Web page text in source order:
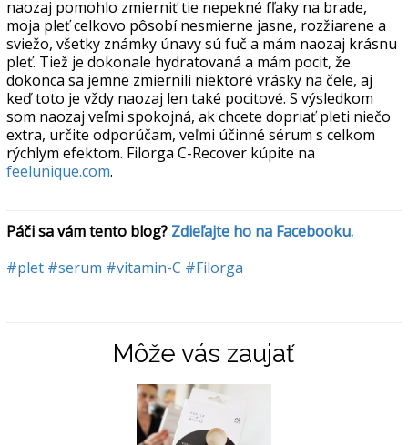
naozaj pomohlo zmierniť tie nepekné fľaky na brade,
moja pleť celkovo pôsobí nesmierne jasne, rozžiarene a
sviežo, všetky známky únavy sú fuč a mám naozaj krásnu
pleť. Tiež je dokonale hydratovaná a mám pocit, že
dokonca sa jemne zmiernili niektoré vrásky na čele, aj
keď toto je vždy naozaj len také pocitové. S výsledkom
som naozaj veľmi spokojná, ak chcete dopriať pleti niečo
extra, určite odporúčam, veľmi účinné sérum s celkom
rýchlym efektom. Filorga C-Recover kúpite na
feelunique.com.
Páči sa vám tento blog? Zdieľajte ho na Facebooku.
#plet #serum #vitamin-C #Filorga
Môže vás zaujať